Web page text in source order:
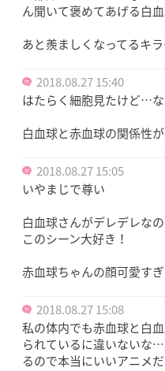
ん聞いて褒めてあげる白
あと羨ましくなってるキ
2018.08.27 15:40
はたらく細胞見たけど…
白血球と赤血球の関係性
2018.08.27 15:05
いやまじで尊い
白血球さんがデレデレ
このシーン大好き！
赤血球ちゃんの顔可愛す
2018.08.27 15:08
私の体内でも赤血球と白
られているに違いないな
るので本当にいいアニメだ